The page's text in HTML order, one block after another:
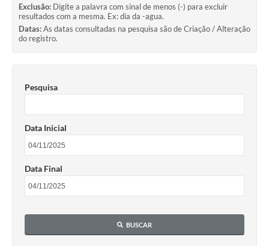
Exclusão: Digite a palavra com sinal de menos (-) para excluir
resultados com a mesma. Ex: dia da -agua.
Datas:As datas consultadas na pesquisa são de Criação / Alteração
do registro.
Pesquisa
Data Inicial
Data Final
BUSCAR